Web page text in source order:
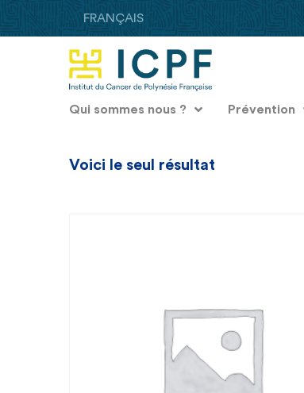
FRANÇAIS
Qui sommes nous ? Prévention
Voici le seul résultat